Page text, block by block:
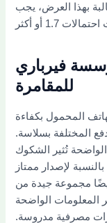
بهذا العرض، يجب
فيرباري
للمقامرة
المحمول بكفاءة
المختلفة بسلاسة.
تُثير الشكوك
لإصدار ممتاز
أيضًا مجموعة جيدة من
المعلومات الواضحة
مصرفية مدروسة.